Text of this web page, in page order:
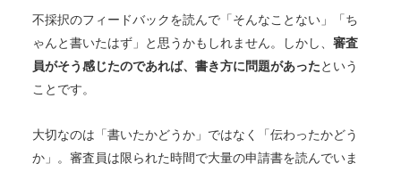
不採択のフィードバックを読んで「そんなことない」「ち
ゃんと書いたはず」と思うかもしれません。しかし、 審査
員がそう感じたのであれば、書き方に問題があったという
ことです。
大切なのは「書いたかどうか」ではなく「伝わったかどう
か」。審査員は限られた時間で大量の申請書を読んでいま